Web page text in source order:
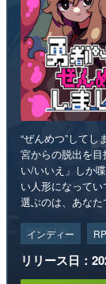
“ぜんめつ”して
宮からの脱出を
い/いいえ」しか
い人形になって
選ぶのは、あなた
インディー
リリース日：